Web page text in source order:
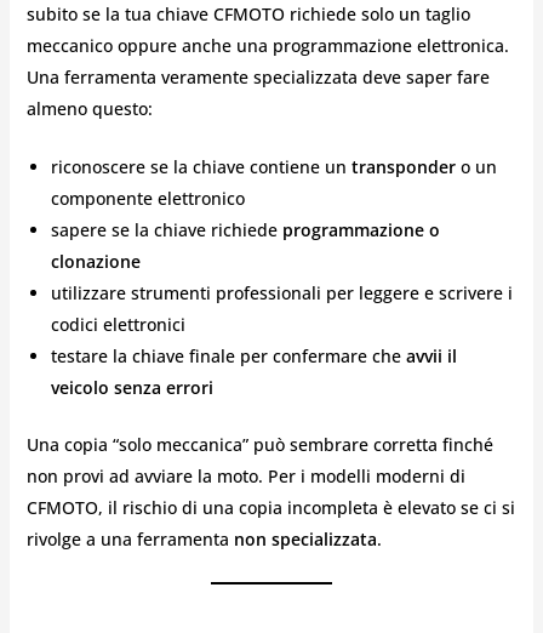
subito se la tua chiave CFMOTO richiede solo un taglio
meccanico oppure anche una programmazione elettronica.
Una ferramenta veramente specializzata deve saper fare
almeno questo:
riconoscere se la chiave contiene un transpondero un
componente elettronico
sapere se la chiave richiede programmazione o
clonazione
utilizzare strumenti professionali per leggere e scrivere i
codici elettronici
testare la chiave finale per confermare che avvii il
veicolo senza errori
Una copia “solo meccanica” può sembrare corretta finché
non provi ad avviare la moto. Per i modelli moderni di
CFMOTO, il rischio di una copia incompleta è elevato se ci si
rivolge a una ferramenta non specializzata.